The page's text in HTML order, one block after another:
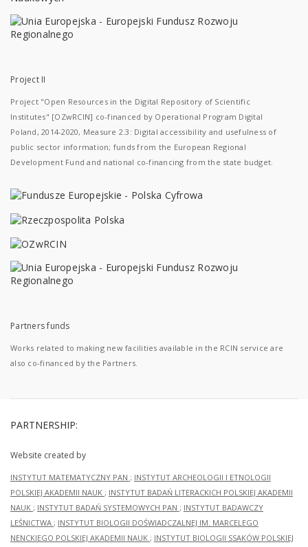
Project II
Project "Open Resources in the Digital Repository of Scientific
Institutes" [OZwRCIN] co-financed by Operational Program Digital
Poland, 2014-2020, Measure 2.3: Digital accessibility and usefulness of
public sector information; funds from the European Regional
Development Fund and national co-financing from the state budget.
Partners funds
Works related to making new facilities available in the RCIN service are
also co-financed by the Partners.
PARTNERSHIP:
Website created by
INSTYTUT MATEMATYCZNY PAN ; INSTYTUT ARCHEOLOGII I ETNOLOGII
POLSKIEJ AKADEMII NAUK ; INSTYTUT BADAŃ LITERACKICH POLSKIEJ AKADEMII
NAUK ; INSTYTUT BADAŃ SYSTEMOWYCH PAN ; INSTYTUT BADAWCZY
LEŚNICTWA ; INSTYTUT BIOLOGII DOŚWIADCZALNEJ IM. MARCELEGO
NENCKIEGO POLSKIEJ AKADEMII NAUK ; INSTYTUT BIOLOGII SSAKÓW POLSKIEJ